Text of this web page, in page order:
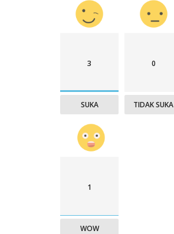
3
SUKA
0
TIDAK SUKA
1
WOW